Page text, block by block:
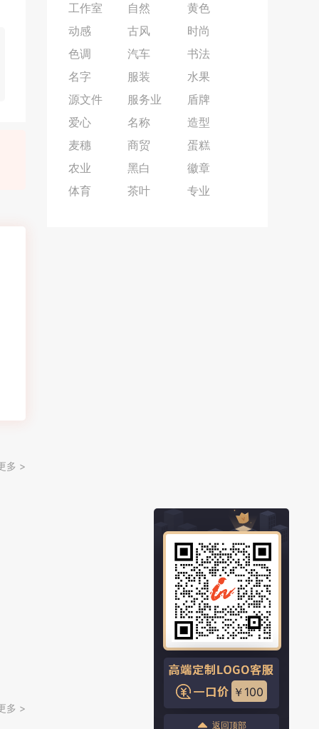
多 >
多 >
工作室
自然
黄色
动感
古风
时尚
色调
汽车
书法
名字
服装
水果
源文件
服务业
盾牌
爱心
名称
造型
麦穗
商贸
蛋糕
农业
黑白
徽章
体育
茶叶 专业
￥100
返回顶部